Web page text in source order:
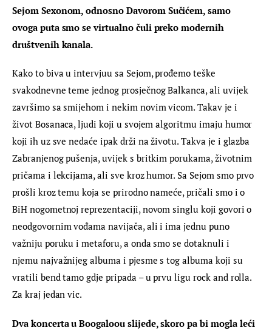
Sejom Sexonom, odnosno Davorom Sučićem, samo
ovoga puta smo se virtualno čuli preko modernih
društvenih kanala.
Kako to biva u intervjuu sa Sejom, prođemo teške
svakodnevne teme jednog prosječnog Balkanca, ali uvijek
završimo sa smijehom i nekim novim vicom. Takav je i
život Bosanaca, ljudi koji u svojem algoritmu imaju humor
koji ih uz sve nedaće ipak drži na životu. Takva je i glazba
Zabranjenog pušenja, uvijek s britkim porukama, životnim
pričama i lekcijama, ali sve kroz humor. Sa Sejom smo prvo
prošli kroz temu koja se prirodno nameće, pričali smo i o
BiH nogometnoj reprezentaciji, novom singlu koji govori o
neodgovornim vođama navijača, ali i ima jednu puno
važniju poruku i metaforu, a onda smo se dotaknuli i
njemu najvažnijeg albuma i pjesme s tog albuma koji su
vratili bend tamo gdje pripada – u prvu ligu rock and rolla.
Za kraj jedan vic.
Dva koncerta u Boogaloou slijede, skoro pa bi mogla leći